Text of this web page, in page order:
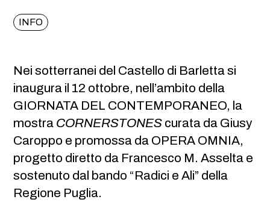
INFO
Nei sotterranei del Castello di Barletta si
inaugura il 12 ottobre, nell’ambito della
GIORNATA DEL CONTEMPORANEO, la
mostraCORNERSTONEScurata da Giusy
Caroppo e promossa da OPERA OMNIA,
progetto diretto da Francesco M. Asselta e
sostenuto dal bando “Radici e Ali” della
Regione Puglia.